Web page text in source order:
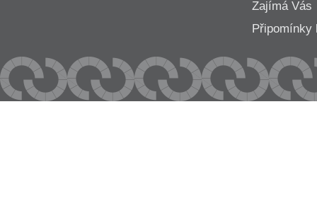
Zajímá Vás
Připomínky